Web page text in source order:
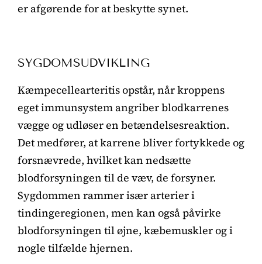
er afgørende for at beskytte synet.
SYGDOMSUDVIKLING
Kæmpecellearteritis opstår, når kroppens
eget immunsystem angriber blodkarrenes
vægge og udløser en betændelsesreaktion.
Det medfører, at karrene bliver fortykkede og
forsnævrede, hvilket kan nedsætte
blodforsyningen til de væv, de forsyner.
Sygdommen rammer især arterier i
tindingeregionen, men kan også påvirke
blodforsyningen til øjne, kæbemuskler og i
nogle tilfælde hjernen.